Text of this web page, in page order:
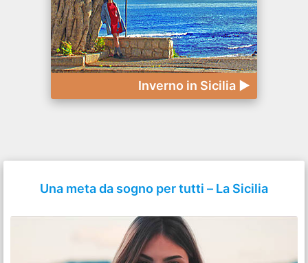
Inverno in Sicilia ►
Una meta da sogno per tutti – La Sicilia